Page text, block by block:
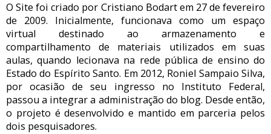
O Site foi criado por Cristiano Bodart em 27 de fevereiro
de 2009. Inicialmente, funcionava como um espaço
virtual destinado ao armazenamento e
compartilhamento de materiais utilizados em suas
aulas, quando lecionava na rede pública de ensino do
Estado do Espírito Santo. Em 2012, Roniel Sampaio Silva,
por ocasião de seu ingresso no Instituto Federal,
passou a integrar a administração do blog. Desde então,
o projeto é desenvolvido e mantido em parceria pelos
dois pesquisadores.